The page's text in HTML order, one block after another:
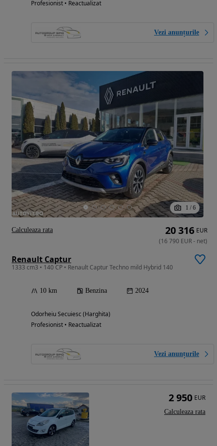
Profesionist • Reactualizat
Vezi anunțurile
1 / 6
Renault Captur
1333 cm3 • 140 CP • Renault Captur Techno mild Hybrid 140
10 km Benzina 2024
Odorheiu Secuiesc (Harghita)
Profesionist • Reactualizat
Vezi anunțurile
20 316 EUR
(16 790 EUR- net)
Calculeaza rata
2 950 EUR
Calculeaza rata